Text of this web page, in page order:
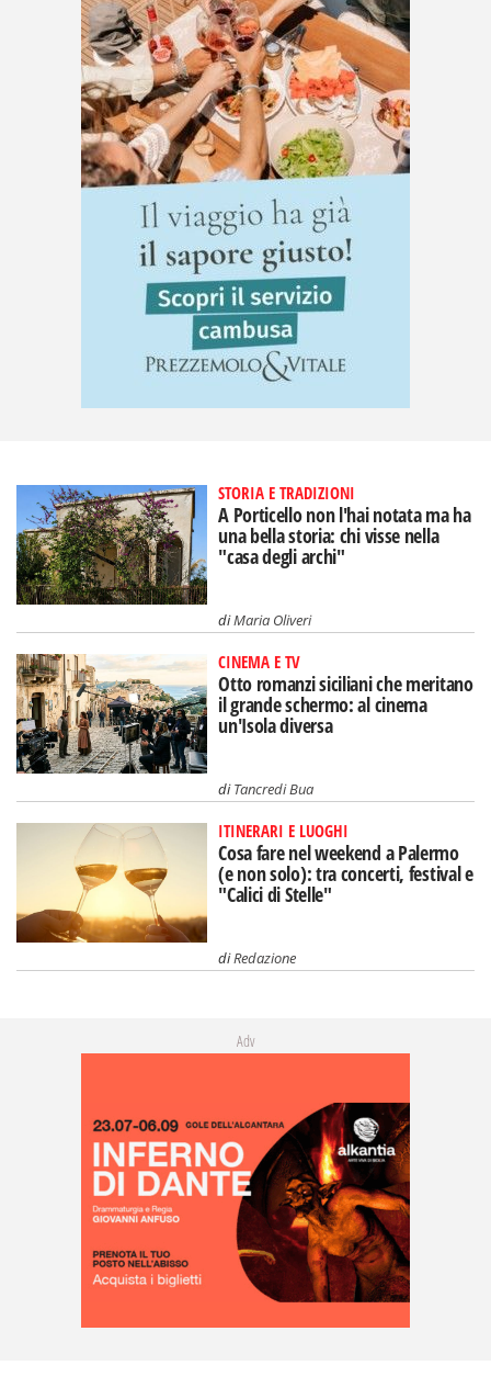
STORIA E TRADIZIONI
A Porticello non l'hai notata ma ha
una bella storia: chi visse nella
"casa degli archi"
diMaria Oliveri
CINEMA E TV
Otto romanzi siciliani che meritano
il grande schermo: al cinema
un'Isola diversa
diTancredi Bua
ITINERARI E LUOGHI
Cosa fare nel weekend a Palermo
(e non solo): tra concerti, festival e
"Calici di Stelle"
diRedazione
Adv